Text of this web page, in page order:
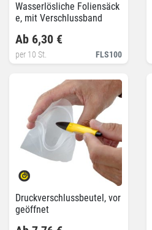
Wasserlösliche Foliensäck
e, mit Verschlussband
FLS100
Ab 6,30 €
per 10 St.
Druckverschlussbeutel, vor
geöffnet